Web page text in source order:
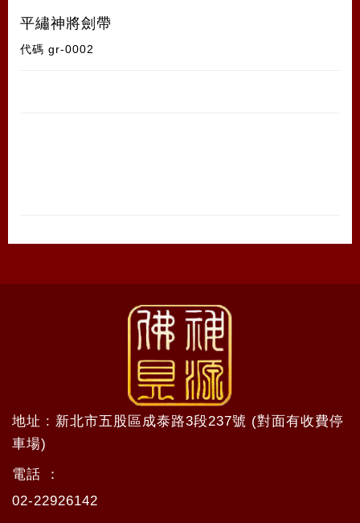
平繡神將劍帶
代碼 gr-0002
地址 : 新北市五股區成泰路3段237號 (對面有收費停
車場)
電話 ：
02-22926142